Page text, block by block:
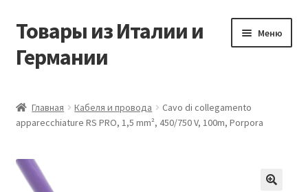
Перейти
навигации
Перейти
содержимому
Товары из Италии и
Германии
Меню
Виды доставки
Заказать товары из Европы
Главная Кабеля и провода
Cavo di collegamento
apparecchiature RS PRO, 1,5 mm², 450/750 V, 100m, Porpora